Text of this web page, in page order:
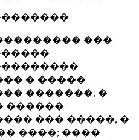
���
� �����
�������, �
������
��� �����, �
����; ����